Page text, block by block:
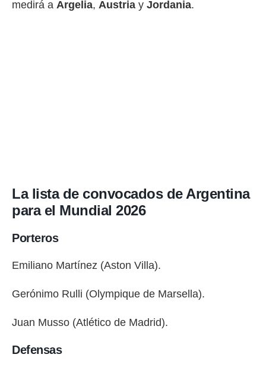
medirá a Argelia, Austria y Jordania.
La lista de convocados de Argentina
para el Mundial 2026
Porteros
Emiliano Martínez (Aston Villa).
Gerónimo Rulli (Olympique de Marsella).
Juan Musso (Atlético de Madrid).
Defensas